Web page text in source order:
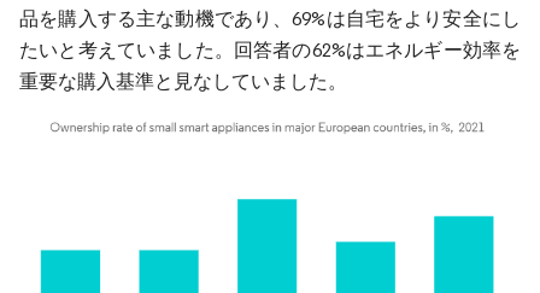
品を購入する主な動機であり、69%は自宅をより安全にし
たいと考えていました。回答者の62%はエネルギー効率を
重要な購入基準と見なしていました。